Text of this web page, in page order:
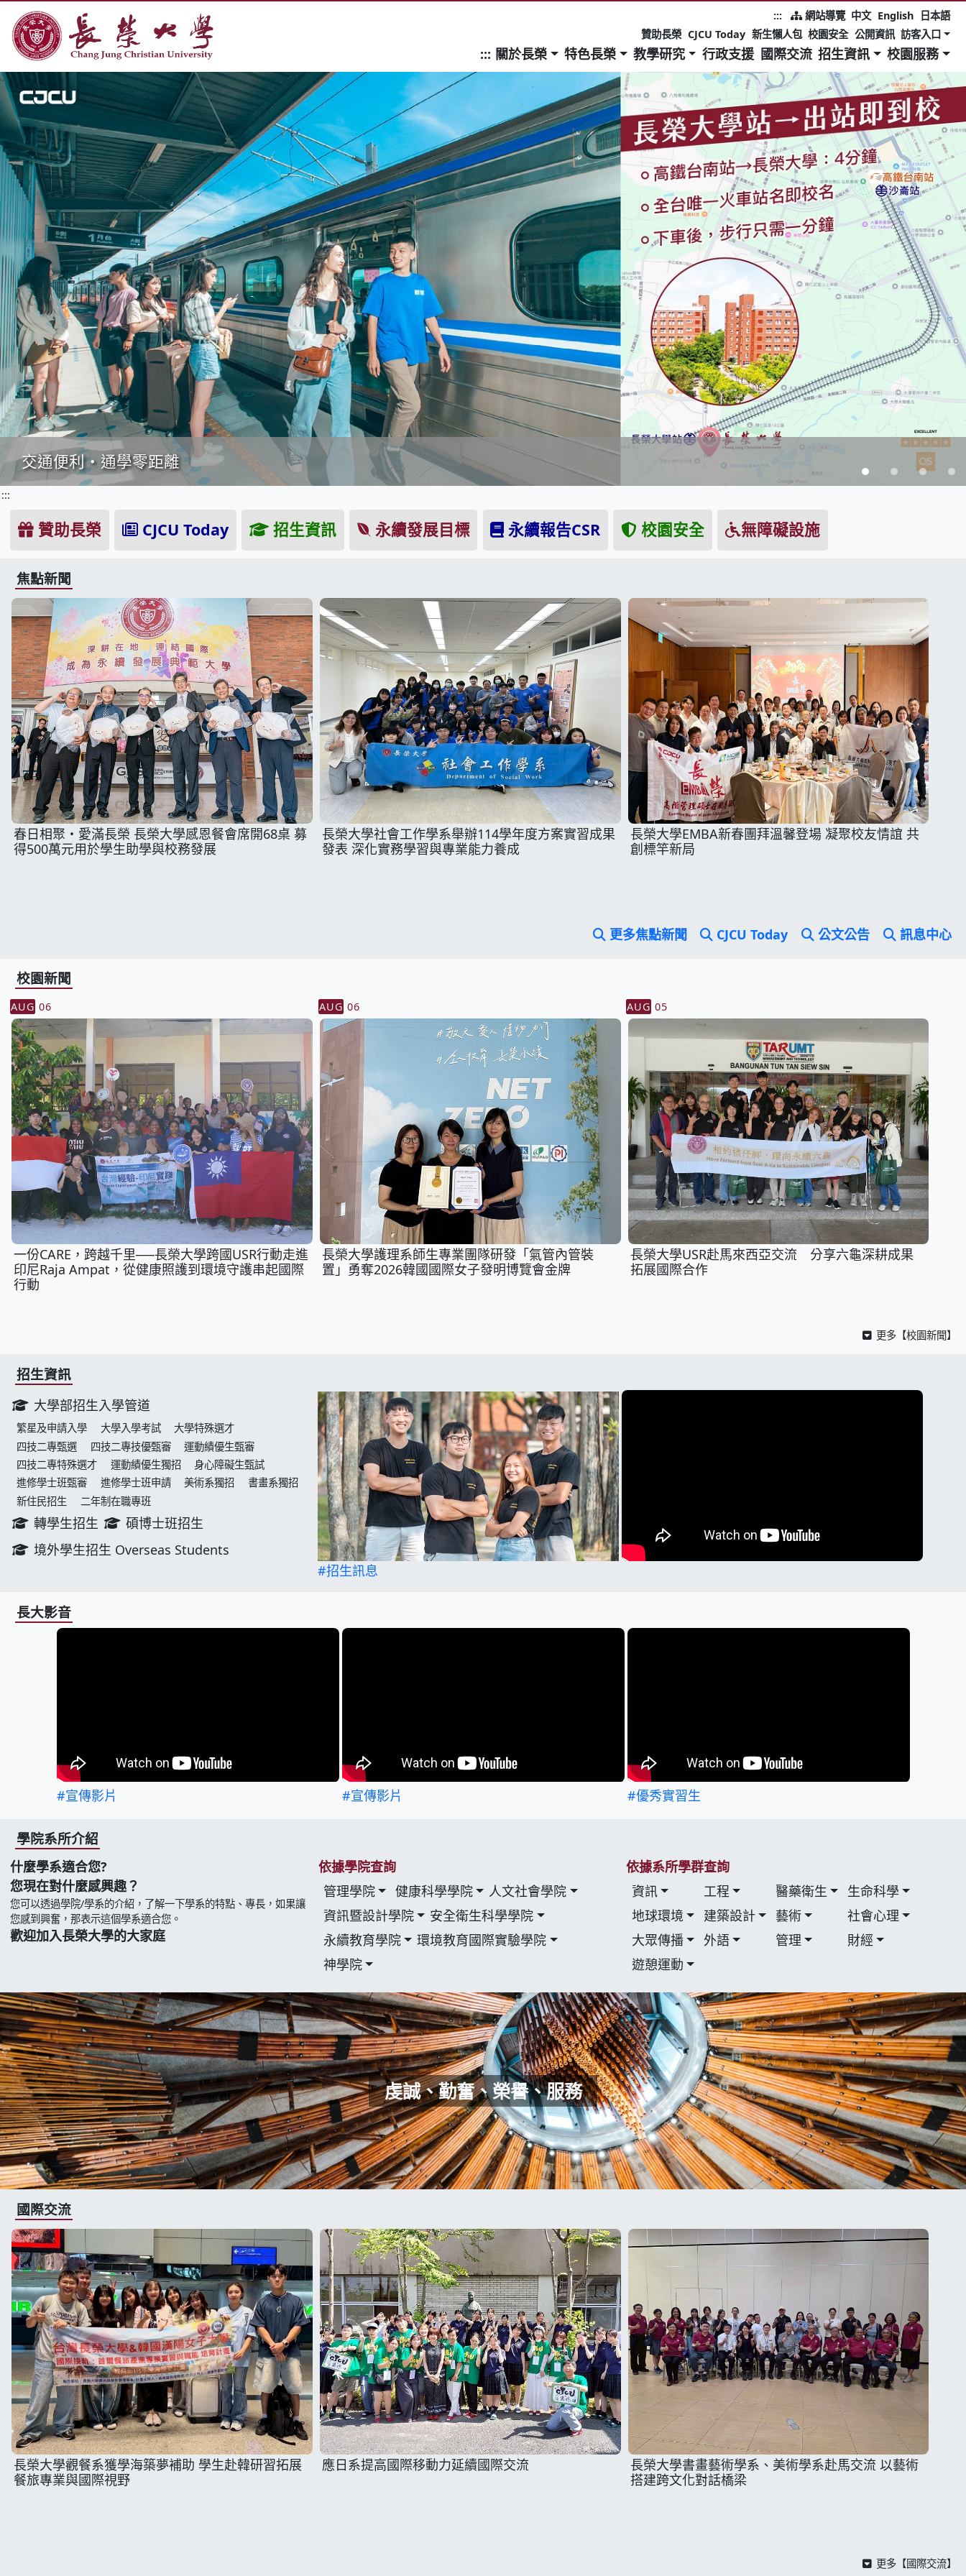
跳到主要內容區塊
長榮大學全球資訊網中文網頁
::: 網站導覽 中文 English
日本語
贊助長榮 CJCU Today 新生懶人包 校園安全 公開資訊 訪客入口
::: 關於長榮 特色長榮 教學研究 行政支援 國際交流 招生資訊 校園服務
從教室到五星級，長榮觀餐打造餐旅實戰力！
:::
贊助長榮 CJCU Today 招生資訊 永續發展目標 永續報告CSR 校園安全 無障礙設施
焦點新聞
春日相聚・愛滿長榮 長榮大學感恩餐會席開68桌 募
得500萬元用於學生助學與校務發展
長榮大學社會工作學系舉辦114學年度方案實習成果
發表 深化實務學習與專業能力養成
長榮大學EMBA新春團拜溫馨登場 凝聚校友情誼 共
創標竿新局
更多焦點新聞 CJCU Today 公文公告 訊息中心
校園新聞
AUG 06
一份CARE，跨越千里──長榮大學跨國USR行動走進
印尼Raja Ampat，從健康照護到環境守護串起國際
行動
AUG 06
長榮大學護理系師生專業團隊研發「氣管內管裝
置」勇奪2026韓國國際女子發明博覽會金牌
AUG 05
長榮大學USR赴馬來西亞交流 分享六龜深耕成果
拓展國際合作
更多【校園新聞】
招生資訊
大學部招生入學管道
繁星及申請入學 大學入學考試
大學特殊選才
四技二專甄選
四技二專技優甄審
運動績優生甄審
四技二專特殊選才
運動績優生獨招
身心障礙生甄試
進修學士班甄審
進修學士班申請 美術系獨招
書畫系獨招
新住民招生
二年制在職專班
轉學生招生
碩博士班招生
境外學生招生 Overseas Students
#招生訊息
長大影音
#宣傳影片 #宣傳影片 #優秀實習生
學院系所介紹
什麼學系適合您?
您現在對什麼感興趣？
您可以透過學院/學系的介紹，了解一下學系的特點、專長，如果讓
您感到興奮，那表示這個學系適合您。
歡迎加入長榮大學的大家庭
依據學院查詢
管理學院
健康科學學院
人文社會學院
資訊暨設計學院
安全衛生科學學院
永續教育學院
環境教育國際實驗學院
神學院
依據系所學群查詢
資訊
工程 醫藥衛生
生命科學
地球環境
建築設計 藝術
社會心理
大眾傳播
外語 管理
財經
遊憩運動
虔誠、勤奮、榮譽、服務
國際交流
長榮大學觀餐系獲學海築夢補助 學生赴韓研習拓展
餐旅專業與國際視野
應日系提高國際移動力延續國際交流
長榮大學書畫藝術學系、美術學系赴馬交流 以藝術
搭建跨文化對話橋梁
更多【國際交流】